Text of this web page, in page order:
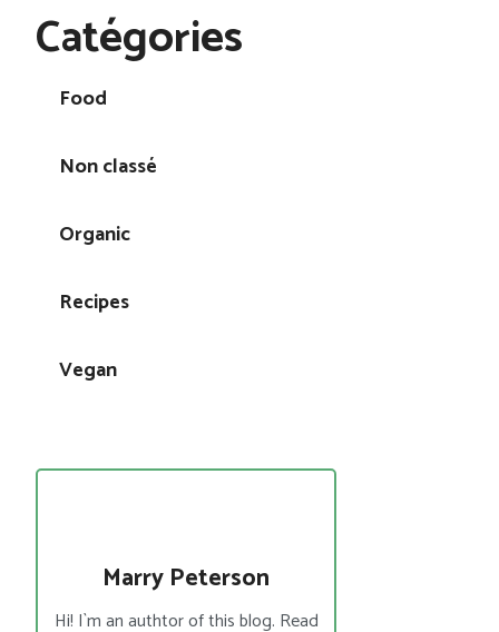
Catégories
Food
Non classé
Organic
Recipes
Vegan
Marry Peterson
Hi! I`m an authtor of this blog. Read